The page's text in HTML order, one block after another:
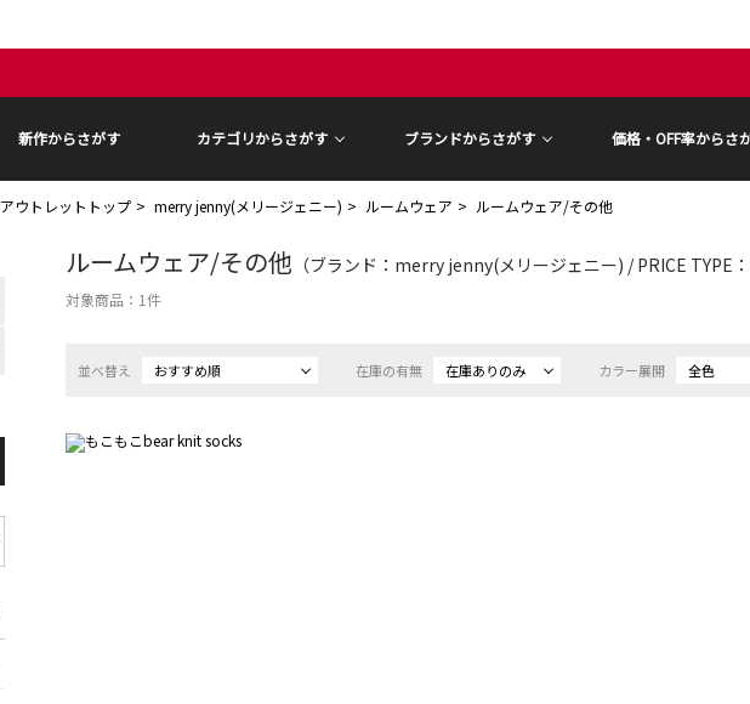
新作からさがす カテゴリからさがす ブランドからさがす 価格・OFF率からさ
アウトレットトップ merry jenny(メリージェニー) ルームウェア ルームウェア/その他
ルームウェア/その他 （ブランド：merry jenny(メリージェニー) / PRICE TYPE
対象商品： 1件
並べ替え おすすめ順 在庫の有無 在庫ありのみ カラー展開 全色